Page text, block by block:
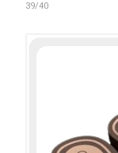
39/40